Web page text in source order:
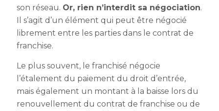
son réseau. Or, rien n’interdit sa négociation.
Il s’agit d’un élément qui peut être négocié
librement entre les parties dans le contrat de
franchise.
Le plus souvent, le franchisé négocie
l’étalement du paiement du droit d’entrée,
mais également un montant à la baisse lors du
renouvellement du contrat de franchise ou de